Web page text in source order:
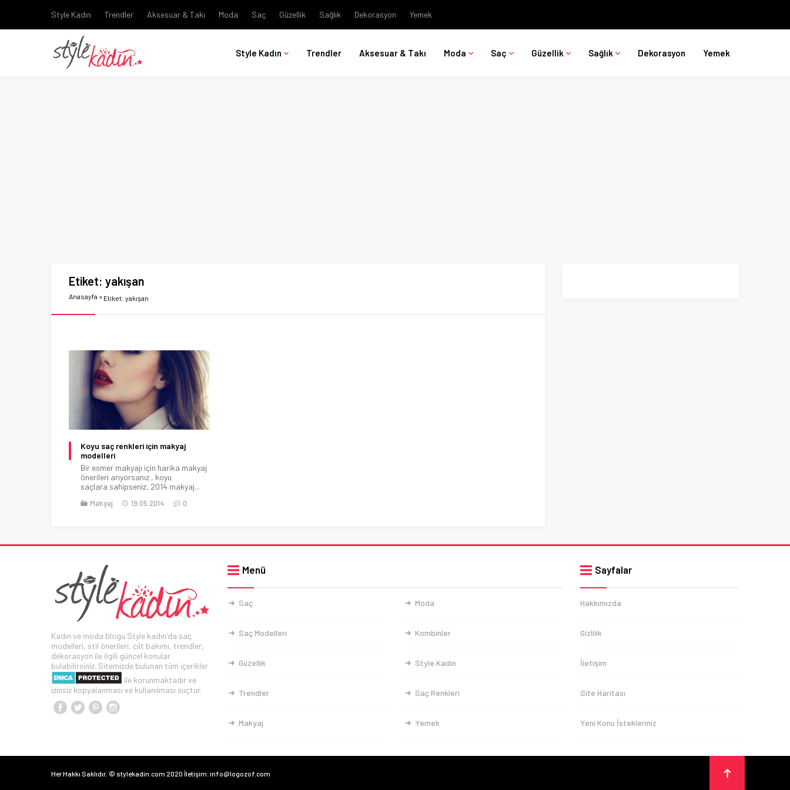
Style Kadın Trendler Aksesuar & Takı Moda Saç Güzellik Sağlık Dekorasyon Yemek
Style Kadın Trendler Aksesuar & Takı Moda Saç Güzellik Sağlık Dekorasyon Yemek
Etiket: yakışan
Anasayfa » Etiket: yakışan
Koyu saç renkleri için makyaj
modelleri
Bir esmer makyajı için harika makyaj
önerileri arıyorsanız , koyu
saçlara sahipseniz, 2014 makyaj...
Makyaj 19.05.2014 0
Kadın ve moda blogu Style kadın'da saç
modelleri, stil önerileri, cilt bakımı, trendler,
dekorasyon ile ilgili güncel konular
bulabilirsiniz. Sitemizde bulunan tüm içerikler
ile korunmaktadır ve
izinsiz kopyalanması ve kullanılması suçtur.
Menü
Saç Moda
Saç Modelleri Kombinler
Güzellik Style Kadın
Trendler Saç Renkleri
Makyaj Yemek
Sayfalar
Hakkımızda
Gizlilik
İletişim
Site Haritası
Yeni Konu İstekleriniz
Her Hakkı Saklıdır. © stylekadin.com 2020 İletişim: info@logozof.com